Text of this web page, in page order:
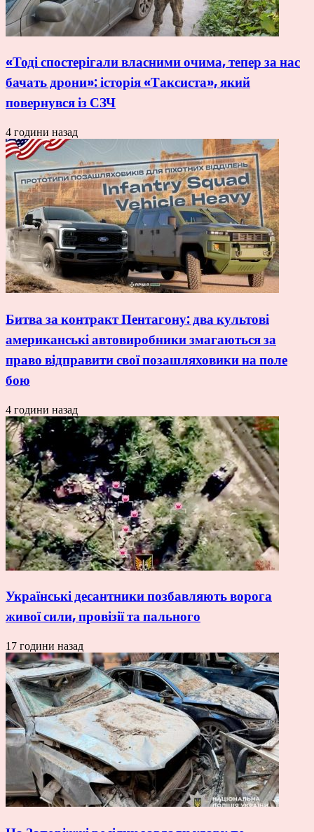
«Тоді спостерігали власними очима, тепер за нас
бачать дрони»: історія «Таксиста», який
повернувся із СЗЧ
4 години назад
Битва за контракт Пентагону: два культові
американські автовиробники змагаються за
право відправити свої позашляховики на поле
бою
4 години назад
Українські десантники позбавляють ворога
живої сили, провізії та пального
17 години назад